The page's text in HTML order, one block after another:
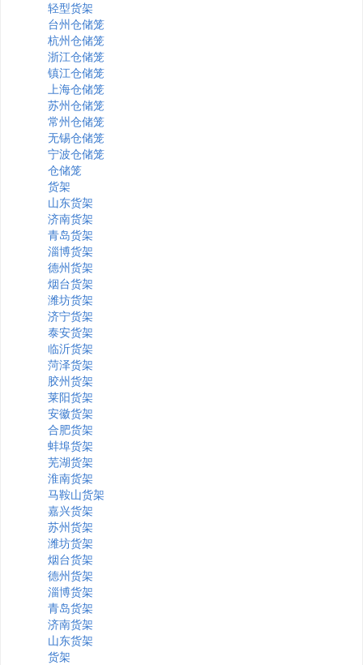
轻型货架
台州仓储笼
杭州仓储笼
浙江仓储笼
镇江仓储笼
上海仓储笼
苏州仓储笼
常州仓储笼
无锡仓储笼
宁波仓储笼
仓储笼
货架
山东货架
济南货架
青岛货架
淄博货架
德州货架
烟台货架
潍坊货架
济宁货架
泰安货架
临沂货架
菏泽货架
胶州货架
莱阳货架
安徽货架
合肥货架
蚌埠货架
芜湖货架
淮南货架
马鞍山货架
嘉兴货架
苏州货架
潍坊货架
烟台货架
德州货架
淄博货架
青岛货架
济南货架
山东货架
货架